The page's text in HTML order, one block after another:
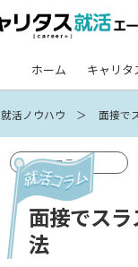
ホーム キャリタ
就活ノウハウ 面接で
コラム
面接でス
法